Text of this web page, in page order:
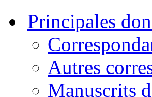
Principales
Autres
Manuscrits